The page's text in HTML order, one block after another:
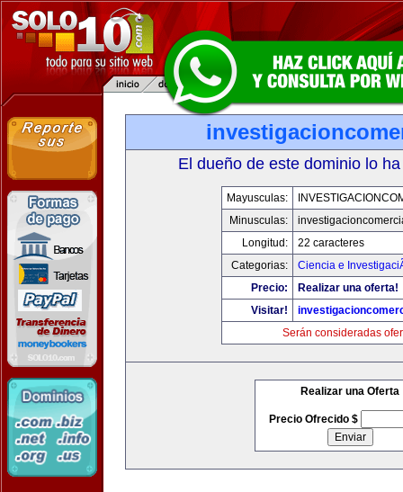
El dueño de este dominio lo
Mayusculas:
Minusculas:
Longitud:
22 caracteres
Categorias:
Ciencia e
Precio:
Realizar una oferta!
Visitar!
Serán consideradas
Realizar una Oferta
Precio Ofrecido $